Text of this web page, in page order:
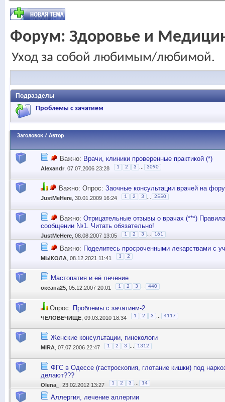
Форум: Здоровье и
Уход за собой любимым/любимой.
Подразделы
Проблемы с зачатием
Заголовок / Автор
Важно: Врачи, клиники проверенные практикой (*)
Alexandr , 07.07.2006 23:28 1 2 3 3090
Важно: Опрос: Заочные консультации врачей на
JustMeHere , 30.01.2009 16:24 1 2 3 2550
Важно: Отрицательные отзывы о врачах (***)
сообщении №1. Читать обязательно!
JustMeHere , 08.08.2007 13:05 1 2 3 161
Важно: Поделитесь просроченными лекарствами с
MЫКОЛА , 08.12.2021 11:41 1 2
Мастопатия и её лечение
оксана25 , 05.12.2007 20:01 1 2 3 440
Опрос: Проблемы с зачатием-2
ЧЕЛОВЕЧИЩЕ , 09.03.2010 18:34 1 2 3 4117
Женские консультации, гинекологи
MIRA , 07.07.2006 22:47 1 2 3 1312
ФГС в Одессе (гастроскопия, глотание кишки) под
делают???
Olena_ , 23.02.2012 13:27 1 2 3 14
Аллергия, лечение аллергии